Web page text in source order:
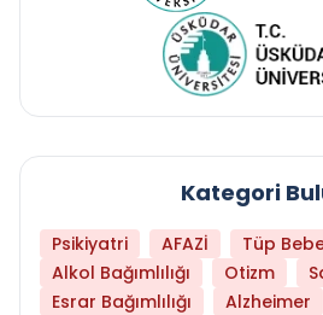
Kategori
Psikiyatri AFAZİ
Tüp
Alkol Bağımlılığı
Otizm
Esrar Bağımlılığı
Alzheimer